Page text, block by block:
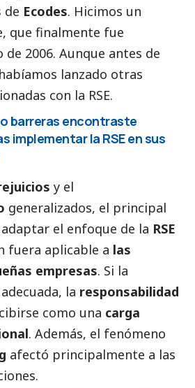
de Ecodes. Hicimos un
que finalmente fue
2006. Aunque antes de
lanzado otras
con la RSE.
barreras encontraste
implementar la RSE en sus
y el
generalizados, el principal
el enfoque de la RSE
fuera aplicable a las
empresas. Si la
la responsabilidad
como una carga
. Además, el fenómeno
afectó principalmente a las